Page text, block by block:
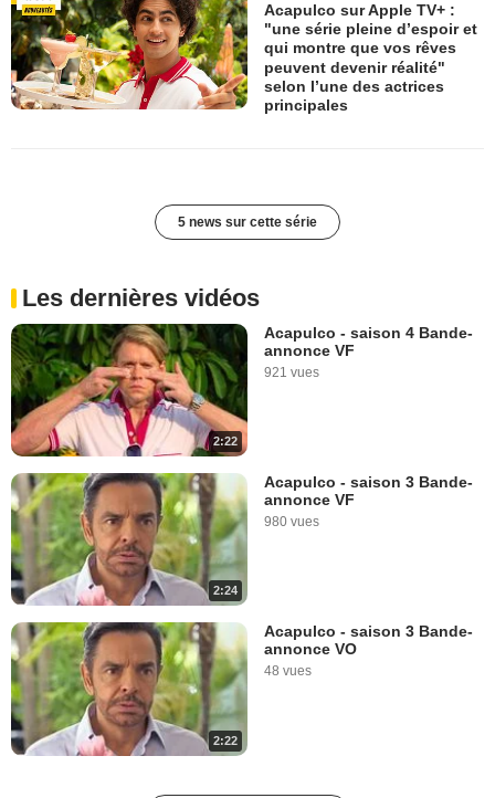
Acapulco sur Apple TV+ :
"une série pleine d’espoir et
qui montre que vos rêves
peuvent devenir réalité"
selon l’une des actrices
principales
5 news sur cette série
Les dernières vidéos
2:22
Acapulco - saison 4 Bande-
annonce VF
921 vues
2:24
Acapulco - saison 3 Bande-
annonce VF
980 vues
2:22
Acapulco - saison 3 Bande-
annonce VO
48 vues